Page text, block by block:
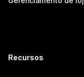
Recursos